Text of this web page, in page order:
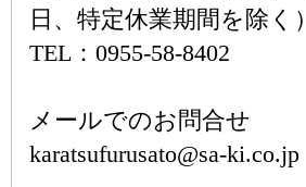
日、特定休業期間を除く）
TEL：0955-58-8402
メールでのお問合せ
karatsufurusato@sa-ki.co.jp